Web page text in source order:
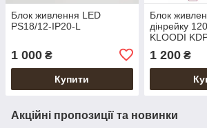
Блок живлення LED
PS18/12-IP20-L
1 000 ₴
Купити
Блок
дінрейку
KLOODI
1 200₴
Акційні пропозиції та новинки